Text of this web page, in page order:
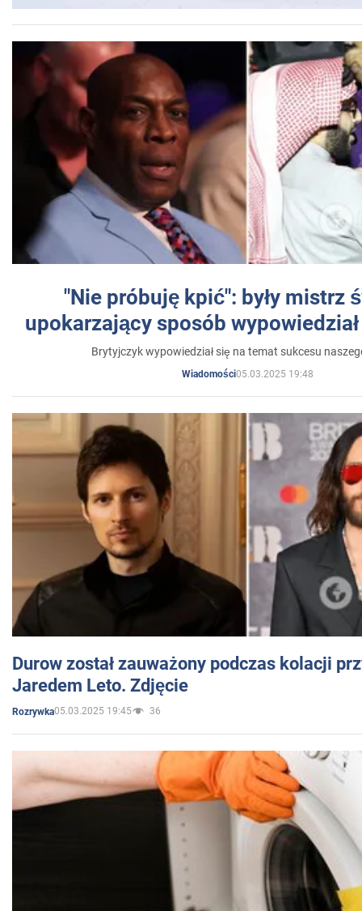
"Nie próbuję kpić": były mistrz
upokarzający sposób
Brytyjczyk wypowiedział się na temat sukcesu
Wiadomości05.03.2025 19:48
Durow został zauważony podczas kolacji
Jaredem Leto. Zdjęcie
Rozrywka05.03.2025 19:45 36